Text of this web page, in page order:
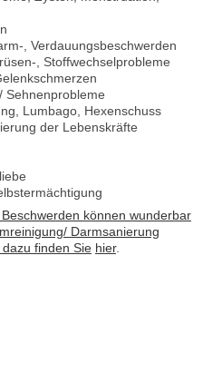
, Verdauungsbeschwerden
, Stoffwechselprobleme
Sehnenprobleme
Lumbago, Hexenschuss
der Lebenskräfte
können wunderbar
Darmsanierung
finden Sie hier.